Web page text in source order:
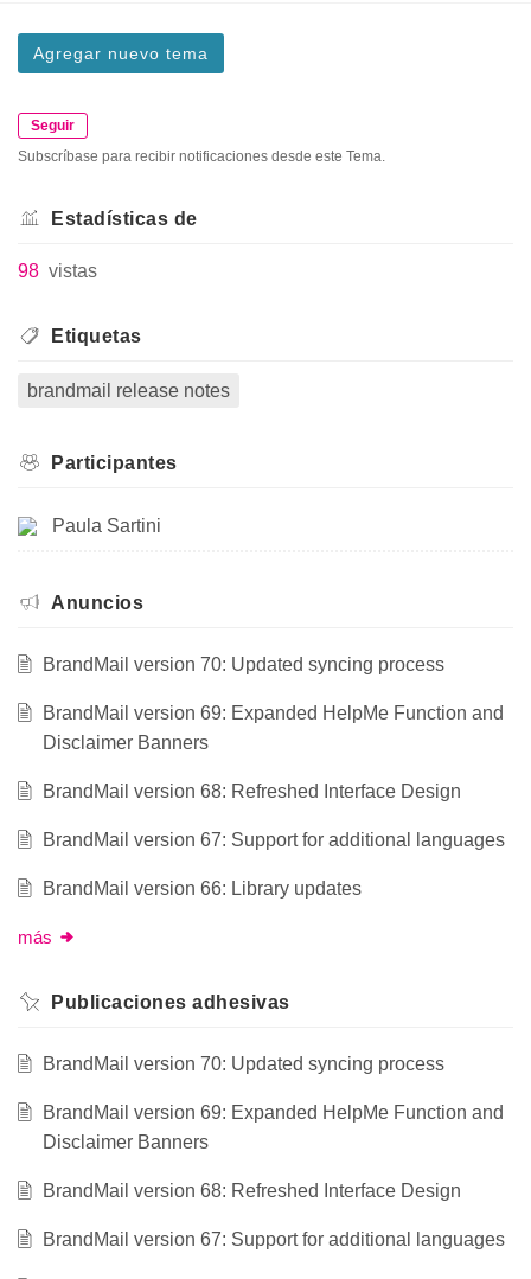
Agregar nuevo tema
Seguir
Subscríbase para recibir notificaciones desde este Tema.
Estadísticas de
98 vistas
Etiquetas
brandmail release notes
Participantes
Paula Sartini
Anuncios
BrandMail version 70: Updated syncing process
BrandMail version 69: Expanded HelpMe Function and
Disclaimer Banners
BrandMail version 68: Refreshed Interface Design
BrandMail version 67: Support for additional languages
BrandMail version 66: Library updates
más
Publicaciones adhesivas
BrandMail version 70: Updated syncing process
BrandMail version 69: Expanded HelpMe Function and
Disclaimer Banners
BrandMail version 68: Refreshed Interface Design
BrandMail version 67: Support for additional languages